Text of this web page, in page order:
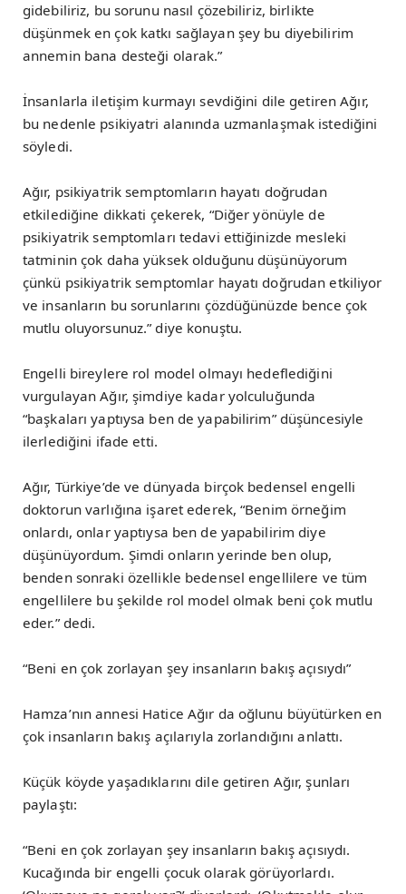
gidebiliriz, bu sorunu nasıl çözebiliriz, birlikte
düşünmek en çok katkı sağlayan şey bu diyebilirim
annemin bana desteği olarak.”
İnsanlarla iletişim kurmayı sevdiğini dile getiren Ağır,
bu nedenle psikiyatri alanında uzmanlaşmak istediğini
söyledi.
Ağır, psikiyatrik semptomların hayatı doğrudan
etkilediğine dikkati çekerek, “Diğer yönüyle de
psikiyatrik semptomları tedavi ettiğinizde mesleki
tatminin çok daha yüksek olduğunu düşünüyorum
çünkü psikiyatrik semptomlar hayatı doğrudan etkiliyor
ve insanların bu sorunlarını çözdüğünüzde bence çok
mutlu oluyorsunuz.” diye konuştu.
Engelli bireylere rol model olmayı hedeflediğini
vurgulayan Ağır, şimdiye kadar yolculuğunda
“başkaları yaptıysa ben de yapabilirim” düşüncesiyle
ilerlediğini ifade etti.
Ağır, Türkiye’de ve dünyada birçok bedensel engelli
doktorun varlığına işaret ederek, “Benim örneğim
onlardı, onlar yaptıysa ben de yapabilirim diye
düşünüyordum. Şimdi onların yerinde ben olup,
benden sonraki özellikle bedensel engellilere ve tüm
engellilere bu şekilde rol model olmak beni çok mutlu
eder.” dedi.
“Beni en çok zorlayan şey insanların bakış açısıydı”
Hamza’nın annesi Hatice Ağır da oğlunu büyütürken en
çok insanların bakış açılarıyla zorlandığını anlattı.
Küçük köyde yaşadıklarını dile getiren Ağır, şunları
paylaştı:
“Beni en çok zorlayan şey insanların bakış açısıydı.
Kucağında bir engelli çocuk olarak görüyorlardı.